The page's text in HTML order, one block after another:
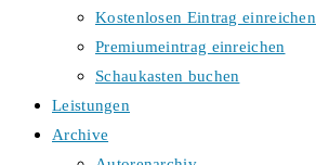
Kostenlosen Eintrag einreichen
Premiumeintrag einreichen
Schaukasten buchen
Leistungen
Archive